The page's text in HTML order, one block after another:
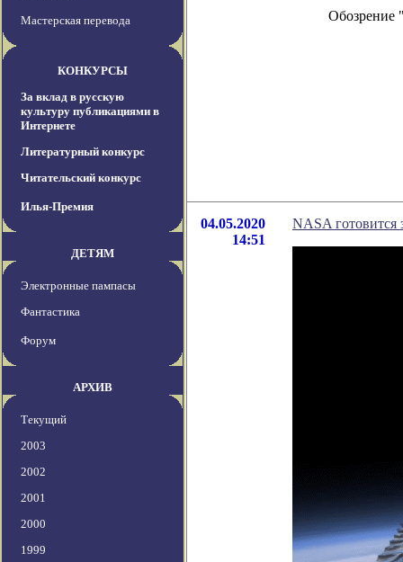
Мастерская перевода
КОНКУРСЫ
За вклад в русскую
культуру публикациями в
Интернете
Литературный конкурс
Читательский конкурс
Илья-Премия
ДЕТЯМ
Электронные пампасы
Фантастика
Форум
АРХИВ
Текущий
2003
2002
2001
2000
1999
Обозрение
04.05.2020
14:51
NASA готовится